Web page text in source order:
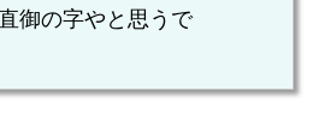
御の字やと思うで